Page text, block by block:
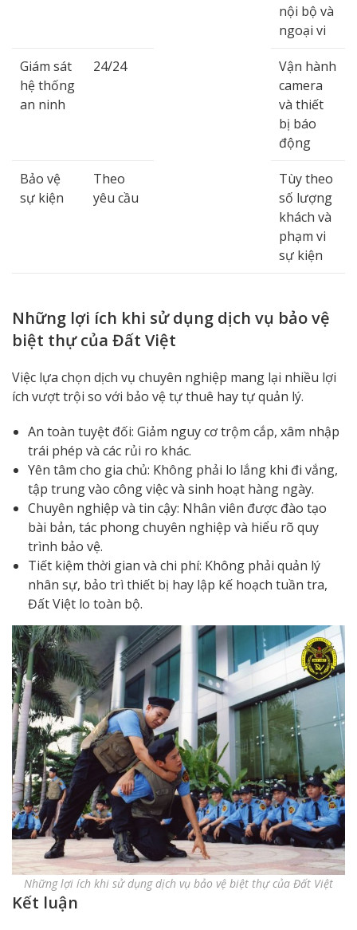
nội bộ và
ngoại vi
Giám sát
hệ thống
an ninh
24/24
Vận hành
camera
và thiết
bị báo
động
Bảo vệ
sự kiện
Theo
yêu cầu
Tùy theo
số lượng
khách và
phạm vi
sự kiện
Những lợi ích khi sử dụng dịch vụ bảo vệ
biệt thự của Đất Việt
Việc lựa chọn dịch vụ chuyên nghiệp mang lại nhiều lợi
ích vượt trội so với bảo vệ tự thuê hay tự quản lý.
An toàn tuyệt đối: Giảm nguy cơ trộm cắp, xâm nhập
trái phép và các rủi ro khác.
Yên tâm cho gia chủ: Không phải lo lắng khi đi vắng,
tập trung vào công việc và sinh hoạt hàng ngày.
Chuyên nghiệp và tin cậy: Nhân viên được đào tạo
bài bản, tác phong chuyên nghiệp và hiểu rõ quy
trình bảo vệ.
Tiết kiệm thời gian và chi phí: Không phải quản lý
nhân sự, bảo trì thiết bị hay lập kế hoạch tuần tra,
Đất Việt lo toàn bộ.
Những lợi ích khi sử dụng dịch vụ bảo vệ biệt thự của Đất Việt
Kết luận